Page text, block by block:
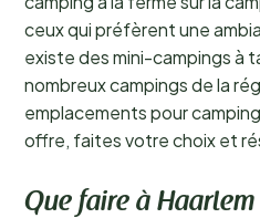
ceux qui préfèrent une
existe des mini-campings à
nombreux campings de la
emplacements pour
offre, faites votre choix et
Que faire à Haarlem